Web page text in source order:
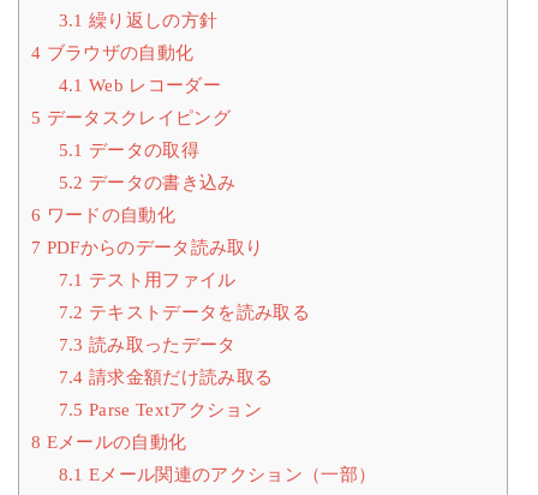
3.1 繰り返しの方針
4 ブラウザの自動化
4.1 Web レコーダー
5 データスクレイピング
5.1 データの取得
5.2 データの書き込み
6 ワードの自動化
7 PDFからのデータ読み取り
7.1 テスト用ファイル
7.2 テキストデータを読み取る
7.3 読み取ったデータ
7.4 請求金額だけ読み取る
7.5 Parse Textアクション
8 Eメールの自動化
8.1 Eメール関連のアクション（一部）